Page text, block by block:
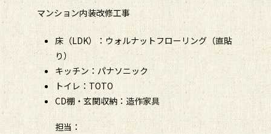
マンション内装改修工事
床（LDK）：ウォルナットフローリング（直貼
り）
キッチン：パナソニック
トイレ：TOTO
CD棚・玄関収納：造作家具
担当：